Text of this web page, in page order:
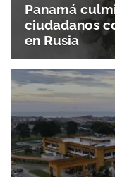
Panamá
ciudadanos
en Rusia